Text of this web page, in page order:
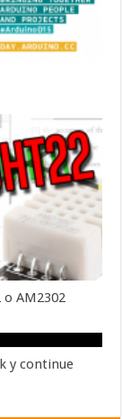
AM2302
y continue